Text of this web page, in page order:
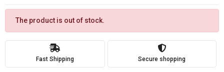
The product is out of stock.
Fast Shipping Secure shopping